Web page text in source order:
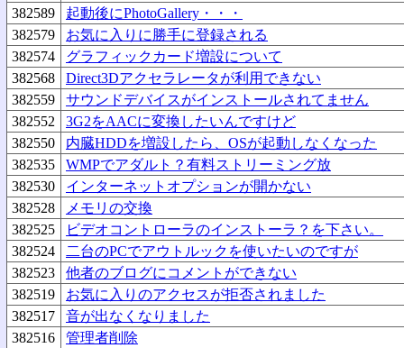
382589
起動後にPhotoGallery・・・
382579
お気に入りに勝手に登録される
382574
グラフィックカード増設について
382568
Direct3Dアクセラレータが利用できない
382559
サウンドデバイスがインストールされてません
382552
3G2をAACに変換したいんですけど
382550
内臓HDDを増設したら、OSが起動しなくなった
382535
WMPでアダルト？有料ストリーミング放
382530
インターネットオプションが開かない
382528
メモリの交換
382525
ビデオコントローラのインストーラ？を下さい。
382524
二台のPCでアウトルックを使いたいのですが
382523
他者のブログにコメントができない
382519
お気に入りのアクセスが拒否されました
382517
音が出なくなりました
382516
管理者削除